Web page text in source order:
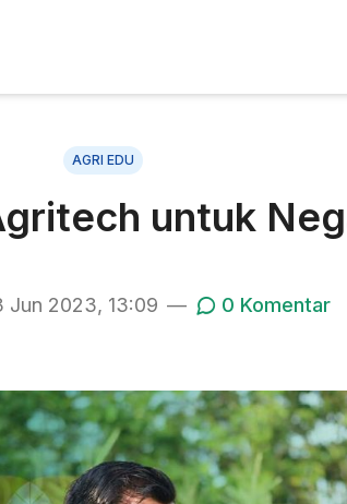
AGRI EDU
untuk
Jun 2023, 13:09 — 0 Komentar